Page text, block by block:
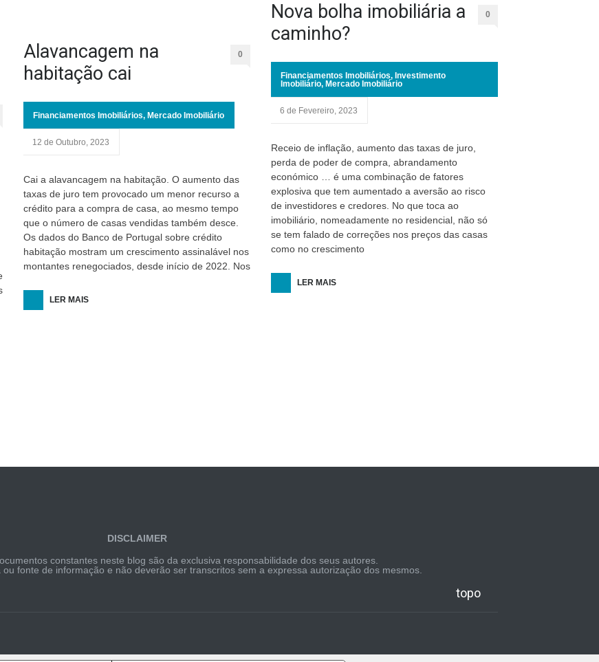
Alavancagem na
habitação cai
0
Financiamentos Imobiliários, Mercado Imobiliário
12 de Outubro, 2023
Cai a alavancagem na habitação. O aumento das
taxas de juro tem provocado um menor recurso a
crédito para a compra de casa, ao mesmo tempo
que o número de casas vendidas também desce.
Os dados do Banco de Portugal sobre crédito
habitação mostram um crescimento assinalável nos
montantes renegociados, desde início de 2022. Nos
LER MAIS
Nova bolha imobiliária a
caminho?
0
Financiamentos Imobiliários, Investimento
Imobiliário, Mercado Imobiliário
6 de Fevereiro, 2023
Receio de inflação, aumento das taxas de juro,
perda de poder de compra, abrandamento
económico … é uma combinação de fatores
explosiva que tem aumentado a aversão ao risco
de investidores e credores. No que toca ao
imobiliário, nomeadamente no residencial, não só
se tem falado de correções nos preços das casas
como no crescimento
LER MAIS
DISCLAIMER
constantes neste blog são da exclusiva responsabilidade dos seus autores.
fonte de informação e não deverão ser transcritos sem a expressa autorização dos mesmos.
topo